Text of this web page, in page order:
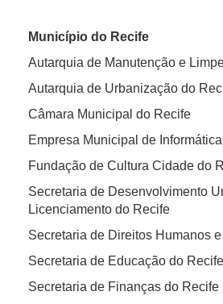
Município do Recife
Autarquia de Manutenção e
Autarquia de Urbanização do
Câmara Municipal do Recife
Empresa Municipal de
Fundação de Cultura Cidade do
Secretaria de Desenvolvimento
Licenciamento do Recife
Secretaria de Direitos Humanos
Secretaria de Educação do Recife
Secretaria de Finanças do Recife